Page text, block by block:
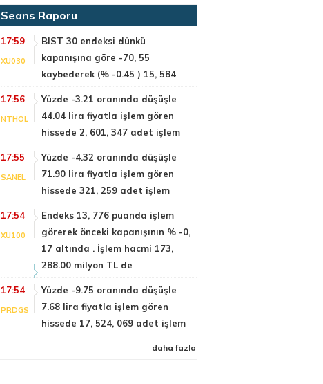
Seans Raporu
17:59
XU030
BIST 30 endeksi dünkü
kapanışına göre -70, 55
kaybederek (% -0.45 ) 15, 584
17:56
NTHOL
Yüzde -3.21 oranında düşüşle
44.04 lira fiyatla işlem gören
hissede 2, 601, 347 adet işlem
17:55
SANEL
Yüzde -4.32 oranında düşüşle
71.90 lira fiyatla işlem gören
hissede 321, 259 adet işlem
17:54
XU100
Endeks 13, 776 puanda işlem
görerek önceki kapanışının % -0,
17 altında . İşlem hacmi 173,
288.00 milyon TL de
17:54
PRDGS
Yüzde -9.75 oranında düşüşle
7.68 lira fiyatla işlem gören
hissede 17, 524, 069 adet işlem
daha fazla